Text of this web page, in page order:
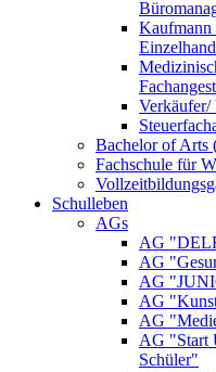
Verkäufer/
Bachelor of Arts
Fachschule für
Schulleben
AGs
AG
AG
AG
AG
AG
AG "Start
Schüler"